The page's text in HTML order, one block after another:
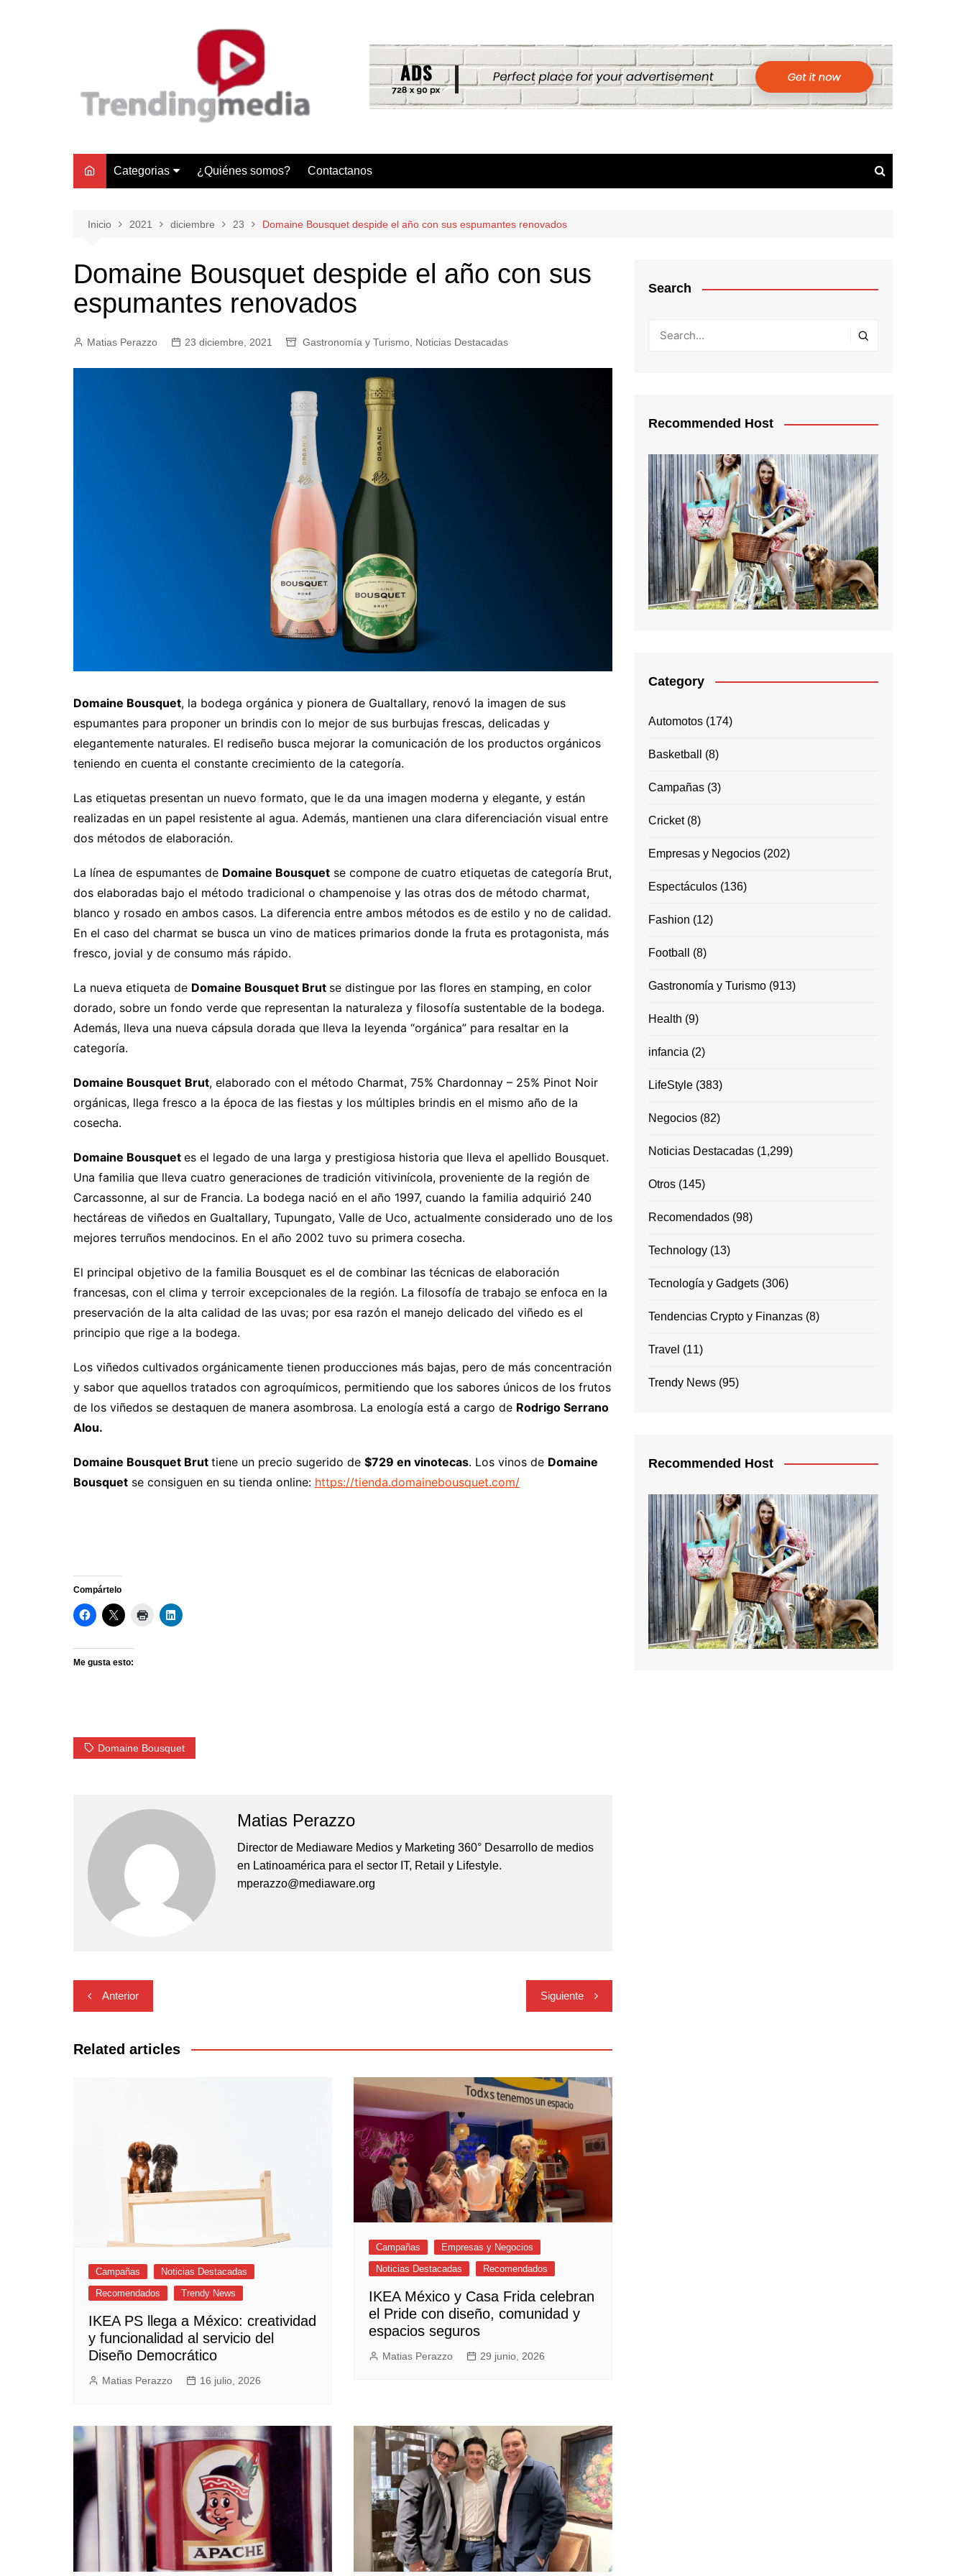
Categorias
Negocios
Lifestyle
Motores
Empresas y Negocios
Automotos
¿Quiénes somos? Contactanos
Inicio 2021 diciembre 23 Domaine Bousquet despide el año con sus espumantes renovados
Domaine Bousquet despide el año con sus
espumantes renovados
Matias Perazzo 23 diciembre, 2021 Gastronomía y Turismo, Noticias Destacadas
Domaine Bousquet, la bodega orgánica y pionera de Gualtallary, renovó la imagen de sus
espumantes para proponer un brindis con lo mejor de sus burbujas frescas, delicadas y
elegantemente naturales. El rediseño busca mejorar la comunicación de los productos orgánicos
teniendo en cuenta el constante crecimiento de la categoría.
Las etiquetas presentan un nuevo formato, que le da una imagen moderna y elegante, y están
realizadas en un papel resistente al agua. Además, mantienen una clara diferenciación visual entre
dos métodos de elaboración.
La línea de espumantes de Domaine Bousquet se compone de cuatro etiquetas de categoría Brut,
dos elaboradas bajo el método tradicional o champenoise y las otras dos de método charmat,
blanco y rosado en ambos casos. La diferencia entre ambos métodos es de estilo y no de calidad.
En el caso del charmat se busca un vino de matices primarios donde la fruta es protagonista, más
fresco, jovial y de consumo más rápido.
La nueva etiqueta de Domaine Bousquet Brut se distingue por las flores en stamping, en color
dorado, sobre un fondo verde que representan la naturaleza y filosofía sustentable de la bodega.
Además, lleva una nueva cápsula dorada que lleva la leyenda “orgánica” para resaltar en la
categoría.
Domaine Bousquet Brut, elaborado con el método Charmat, 75% Chardonnay – 25% Pinot Noir
orgánicas, llega fresco a la época de las fiestas y los múltiples brindis en el mismo año de la
cosecha.
Domaine Bousquet es el legado de una larga y prestigiosa historia que lleva el apellido Bousquet.
Una familia que lleva cuatro generaciones de tradición vitivinícola, proveniente de la región de
Carcassonne, al sur de Francia. La bodega nació en el año 1997, cuando la familia adquirió 240
hectáreas de viñedos en Gualtallary, Tupungato, Valle de Uco, actualmente considerado uno de los
mejores terruños mendocinos. En el año 2002 tuvo su primera cosecha.
El principal objetivo de la familia Bousquet es el de combinar las técnicas de elaboración
francesas, con el clima y terroir excepcionales de la región. La filosofía de trabajo se enfoca en la
preservación de la alta calidad de las uvas; por esa razón el manejo delicado del viñedo es el
principio que rige a la bodega.
Los viñedos cultivados orgánicamente tienen producciones más bajas, pero de más concentración
y sabor que aquellos tratados con agroquímicos, permitiendo que los sabores únicos de los frutos
de los viñedos se destaquen de manera asombrosa. La enología está a cargo de Rodrigo Serrano
Alou.
Domaine Bousquet Brut tiene un precio sugerido de $729 en vinotecas. Los vinos de Domaine
Bousquet se consiguen en su tienda online: https://tienda.domainebousquet.com/
Compártelo
Me gusta esto:
Domaine Bousquet
Matias Perazzo
Director de Mediaware Medios y Marketing 360° Desarrollo de medios
en Latinoamérica para el sector IT, Retail y Lifestyle.
mperazzo@mediaware.org
Navegación
de
entradas
Anterior Siguiente
Related articles
Campañas
Noticias Destacadas
Recomendados
Trendy News
IKEA PS llega a México: creatividad
y funcionalidad al servicio del
Diseño Democrático
Matias Perazzo 16 julio, 2026
Campañas
Empresas y Negocios
Noticias Destacadas
Recomendados
IKEA México y Casa Frida celebran
el Pride con diseño, comunidad y
espacios seguros
Matias Perazzo 29 junio, 2026
Search
Recommended Host
Category
Automotos (174)
Basketball (8)
Campañas (3)
Cricket(8)
Empresas y Negocios (202)
Espectáculos (136)
Fashion (12)
Football (8)
Gastronomía y Turismo (913)
Health (9)
infancia (2)
LifeStyle (383)
Negocios (82)
Noticias Destacadas (1,299)
Otros (145)
Recomendados (98)
Technology (13)
Tecnología y Gadgets (306)
Tendencias Crypto y Finanzas (8)
Travel (11)
Trendy News (95)
Recommended Host